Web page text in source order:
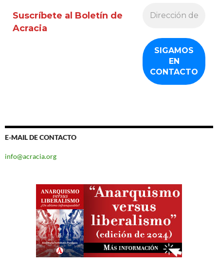
Suscríbete al Boletín de
Acracia
E-MAIL DE CONTACTO
info@acracia.org